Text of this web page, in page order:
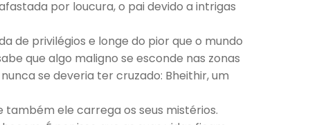
por loucura, o pai devido a intrigas
de privilégios e longe do pior que o mundo
que algo maligno se esconde nas zonas
se deveria ter cruzado: Bheithir, um
também ele carrega os seus mistérios.